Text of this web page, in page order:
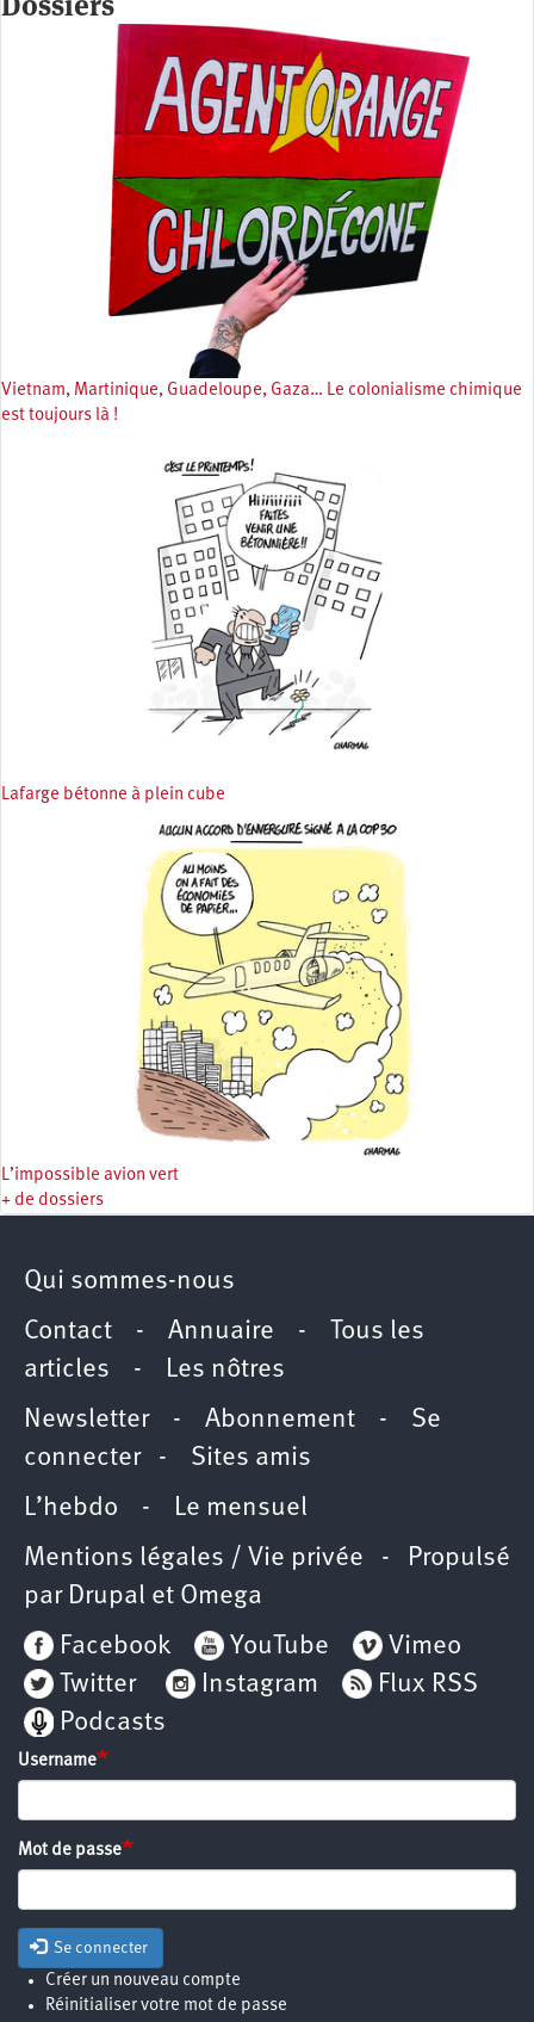
Vietnam, Martinique, Guadeloupe, Gaza… Le colonialisme chimique
est toujours là !
Lafarge bétonne à plein cube
L’impossible avion vert
+ de dossiers
Qui sommes-nous
Contact - Annuaire -
Tous les
articles - Les nôtres
Newsletter- Abonnement - Se
connecter- Sites amis
L’hebdo - Le mensuel
Mentions légales / Vie privée - Propulsé
par Drupal et Omega
Facebook
YouTube
Vimeo
Twitter
Instagram
Flux RSS
Podcasts
Username
Mot de passe
Se connecter
Créer un nouveau compte
Réinitialiser votre mot de passe